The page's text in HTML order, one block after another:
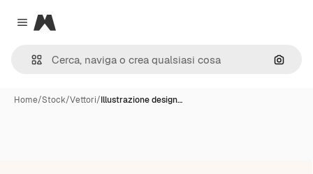
Close menu
Magnific
Cerca
Home/Stock/Vettori/Illustrazione design…